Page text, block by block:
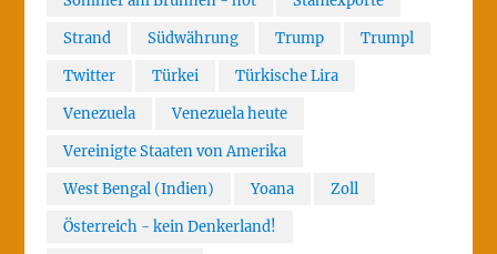
Strand
Südwährung Trump
Trumpl
Twitter
Türkei
Türkische Lira
Venezuela
Venezuela heute
Vereinigte Staaten von Amerika
West Bengal (Indien)
Yoana
Zoll
Österreich - kein Denkerland!